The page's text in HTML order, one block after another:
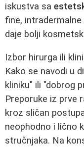
iskustva sa
fine,
daje bolji
Izbor hirurga ili
Kako se navodi u
kliniku" ili "dobrog
Preporuke iz prve
kroz sličan
neophodno i lično
stručnjaka. Na